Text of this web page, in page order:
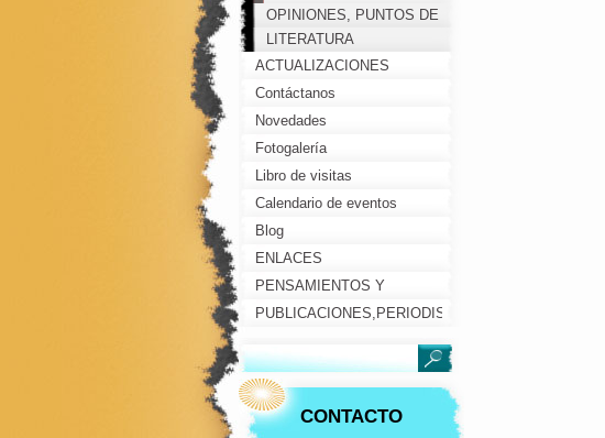
OPINIONES, PUNTOS DE
VISTA, COMENTARIOS...
LITERATURA
ACTUALIZACIONES
Contáctanos
Novedades
Fotogalería
Libro de visitas
Calendario de eventos
Blog
ENLACES
PENSAMIENTOS Y
REFLEXIONES
PUBLICACIONES,PERIODISTAS,
CONTACTO